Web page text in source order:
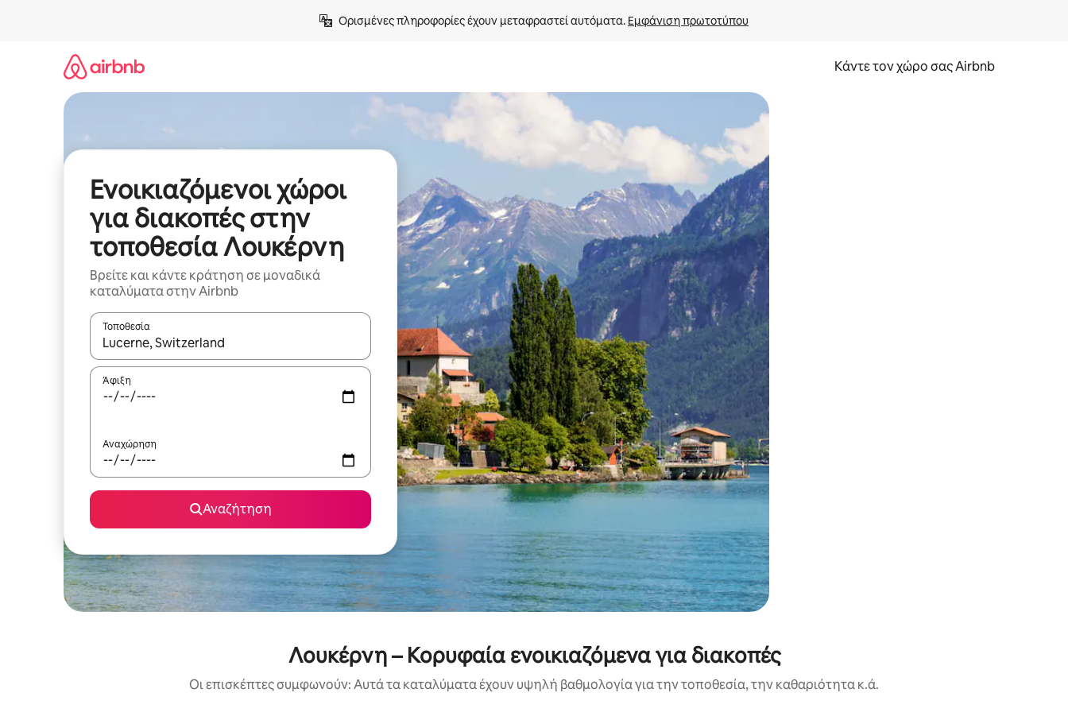
Ορισμένες πληροφορίες έχουν μεταφραστεί αυτόματα. Εμφάνιση πρωτοτύπου
Κάντε τον χώρο σας Airbnb
Ενοικιαζόμενοι χώροι
για διακοπές στην
τοποθεσία Λουκέρνη
Βρείτε και κάντε κράτηση σε μοναδικά
καταλύματα στην Airbnb
Τοποθεσία
Όταν τα αποτελέσματα είναι διαθέσιμα, μπορείτε να πλοηγηθείτε στη σελίδα με τα κουμπιά πάνω και κάτω βέλους, να την εξερευνήσετε με την αφή ή να τη σύρετε με τα δάχτυλα.
Άφιξη
Αναχώρηση
Αναζήτηση
Λουκέρνη – Κορυφαία ενοικιαζόμενα για διακοπές
Οι επισκέπτες συμφωνούν: Αυτά τα καταλύματα έχουν υψηλή βαθμολογία για την τοποθεσία, την καθαριότητα κ.ά.